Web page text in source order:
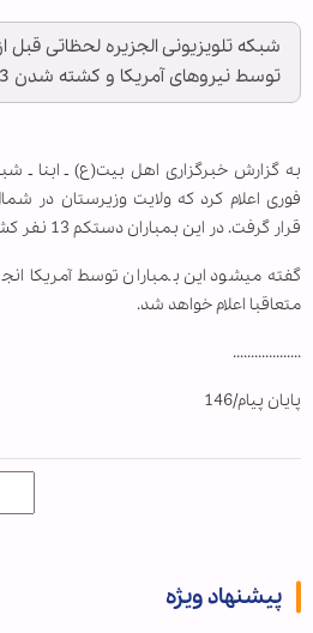
شبکه تلویزیونی الجزیره لحظاتی قبل
توسط نیروهای آمریکا و کشته شدن 13 نفر خبر داد.
به گزارش خبرگزاری اهل بیت(ع) ـ ابنا ـ
فوری اعلام کرد که ولایت وزیرستان در
قرار گرفت. در این بمباران دستکم 13 نفر کشته شده اند.
گفته می‏شود این بمباران توسط آمریکا
متعاقبا اعلام خواهد شد.
...................
پایان پیام/146
پیشنهاد ویژه